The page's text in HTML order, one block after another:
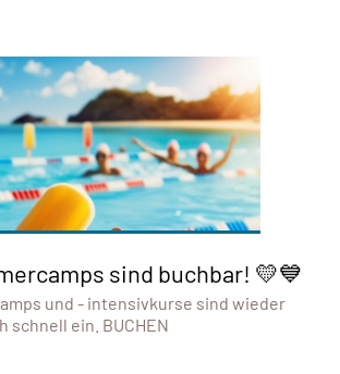
sind buchbar! 💛💙
und - intensivkurse sind wieder
schnell ein. BUCHEN